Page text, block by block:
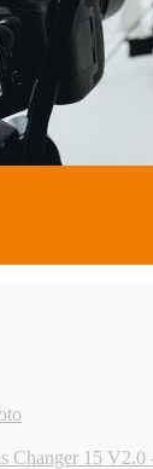
Changer 15 V2.0